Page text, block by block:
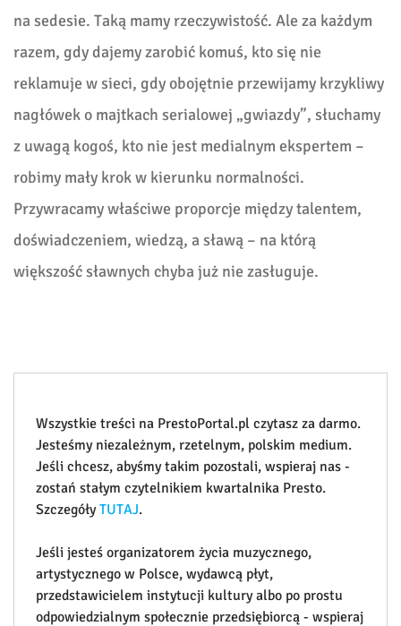
na sedesie. Taką mamy rzeczywistość. Ale za każdym
razem, gdy dajemy zarobić komuś, kto się nie
reklamuje w sieci, gdy obojętnie przewijamy krzykliwy
nagłówek o majtkach serialowej „gwiazdy”, słuchamy
z uwagą kogoś, kto nie jest medialnym ekspertem –
robimy mały krok w kierunku normalności.
Przywracamy właściwe proporcje między talentem,
doświadczeniem, wiedzą, a sławą – na którą
większość sławnych chyba już nie zasługuje.
Wszystkie treści na PrestoPortal.pl czytasz za darmo.
Jesteśmy niezależnym, rzetelnym, polskim medium.
Jeśli chcesz, abyśmy takim pozostali, wspieraj nas -
zostań stałym czytelnikiem kwartalnika Presto.
SzczegółyTUTAJ.
Jeśli jesteś organizatorem życia muzycznego,
artystycznego w Polsce, wydawcą płyt,
przedstawicielem instytucji kultury albo po prostu
odpowiedzialnym społecznie przedsiębiorcą - wspieraj